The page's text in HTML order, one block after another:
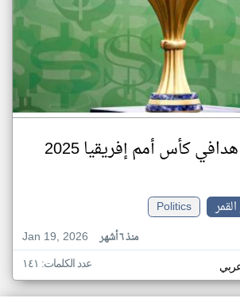
كأس أمم إفريقيا 2025
Politics
Jan 19, 2026
منذ ٦ أشهر
عدد الكلمات: ١٤١